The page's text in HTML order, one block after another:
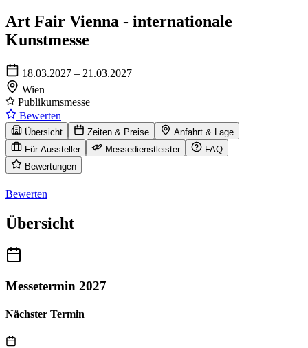
Art Fair Vienna - internationale
Kunstmesse
18.03.2027 – 21.03.2027
Wien
Publikumsmesse
Bewerten
Übersicht Zeiten & Preise
Anfahrt & Lage
Für Aussteller
Messedienstleister
FAQ
Bewertungen
Bewerten
Übersicht
Messetermin 2027
Nächster Termin